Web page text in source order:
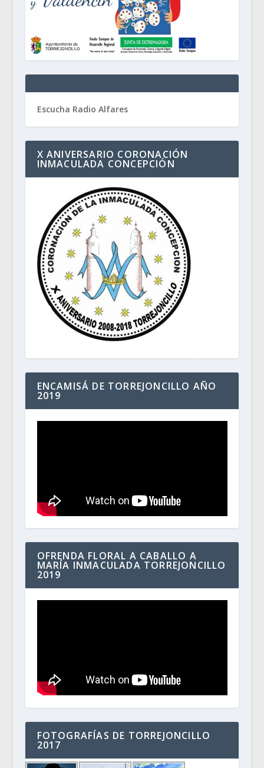
Escucha Radio Alfares
X ANIVERSARIO CORONACIÓN
INMACULADA CONCEPCIÓN
ENCAMISÁ DE TORREJONCILLO AÑO
2019
OFRENDA FLORAL A CABALLO A
MARÍA INMACULADA TORREJONCILLO
2019
FOTOGRAFÍAS DE TORREJONCILLO
2017